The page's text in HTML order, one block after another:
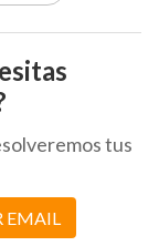
tus
EMAIL